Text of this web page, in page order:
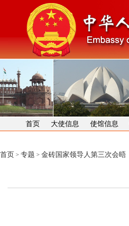
首页 大使信息 使馆信息
首页 > 专题 > 金砖国家领导人第三次会晤